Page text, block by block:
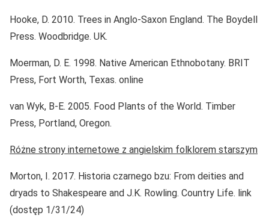
Hooke, D. 2010. Trees in Anglo-Saxon England. The Boydell
Press. Woodbridge. UK.
Moerman, D. E. 1998. Native American Ethnobotany. BRIT
Press, Fort Worth, Texas. online
van Wyk, B-E. 2005. Food Plants of the World. Timber
Press, Portland, Oregon.
Różne strony internetowe z angielskim folklorem starszym
Morton, I. 2017. Historia czarnego bzu: From deities and
dryads to Shakespeare and J.K. Rowling. Country Life. link
(dostęp 1/31/24)